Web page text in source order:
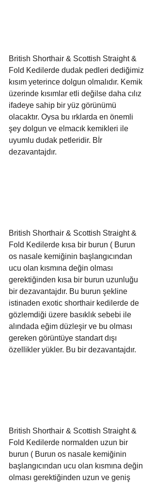
British Shorthair & Scottish Straight &
Fold Kedilerde dudak pedleri dediğimiz
kısım yeterince dolgun olmalıdır. Kemik
üzerinde kısımlar etli değilse daha cılız
ifadeye sahip bir yüz görünümü
olacaktır. Oysa bu ırklarda en önemli
şey dolgun ve elmacık kemikleri ile
uyumlu dudak petleridir. Bİr
dezavantajdır.
British Shorthair & Scottish Straight &
Fold Kedilerde kısa bir burun ( Burun
os nasale kemiğinin başlangıcından
ucu olan kısmına değin olması
gerektiğinden kısa bir burun uzunluğu
bir dezavantajdır. Bu burun şekline
istinaden exotic shorthair kedilerde de
gözlemdiği üzere basıklık sebebi ile
alındada eğim düzleşir ve bu olması
gereken görüntüye standart dışı
özellikler yükler. Bu bir dezavantajdır.
British Shorthair & Scottish Straight &
Fold Kedilerde normalden uzun bir
burun ( Burun os nasale kemiğinin
başlangıcından ucu olan kısmına değin
olması gerektiğinden uzun ve geniş